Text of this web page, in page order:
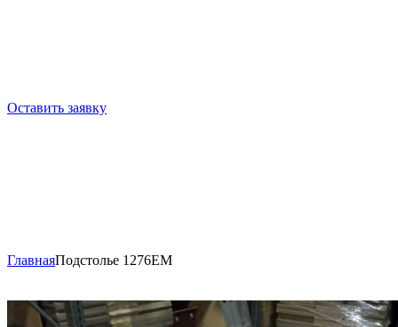
Оставить заявку
ГлавнаяПодстолье 1276EM